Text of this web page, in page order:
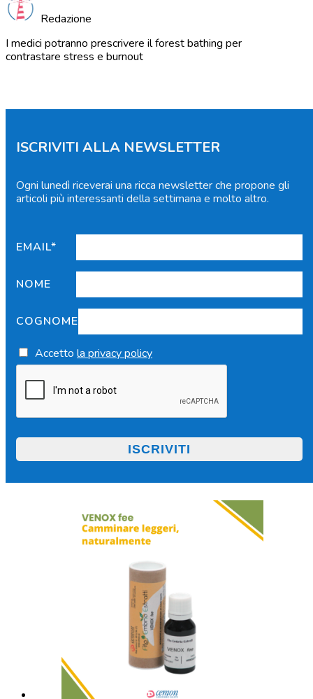
Redazione
I medici potranno prescrivere il forest bathing per
contrastare stress e burnout
ISCRIVITI ALLA NEWSLETTER
Ogni lunedì riceverai una ricca newsletter che propone gli
articoli più interessanti della settimana e molto altro.
EMAIL*
NOME
COGNOME
Accetto la privacy policy